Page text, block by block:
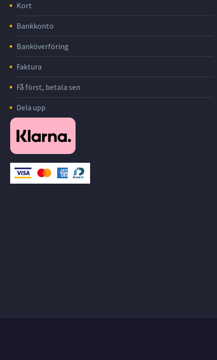
Kort
Bankkonto
Banköverföring
Faktura
Få först, betala sen
Dela upp